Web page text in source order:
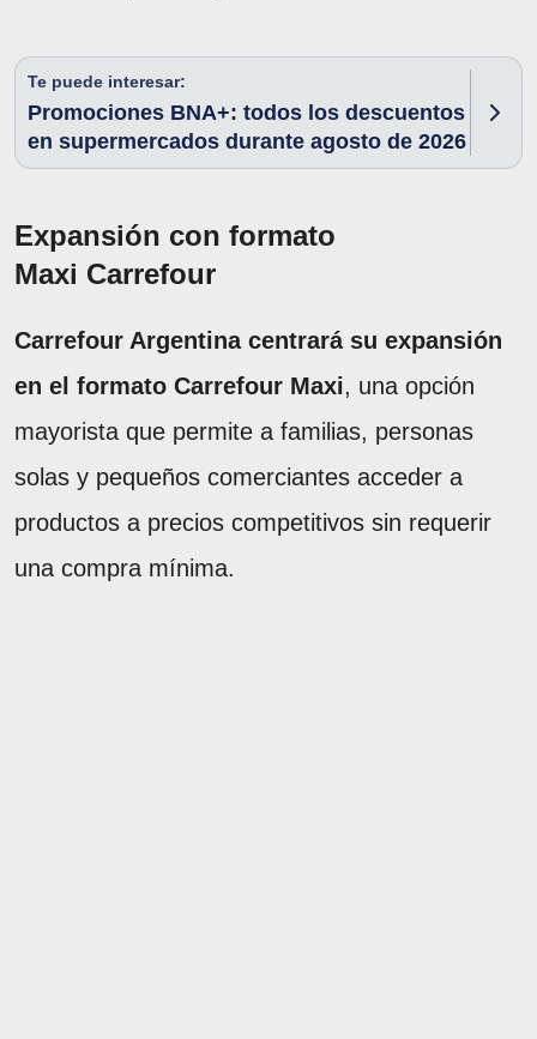
Te puede interesar:
Promociones BNA+: todos los descuentos
en supermercados durante agosto de 2026
Expansión con formato
Maxi Carrefour
Carrefour Argentina centrará su expansión
en el formato Carrefour Maxi, una opción
mayorista que permite a familias, personas
solas y pequeños comerciantes acceder a
productos a precios competitivos sin requerir
una compra mínima.